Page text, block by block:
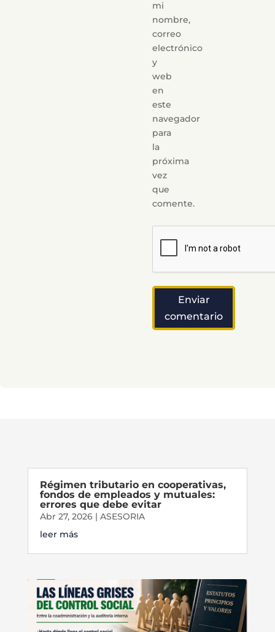
mi
nombre,
correo
electrónico
y
web
en
este
navegador
para
la
próxima
vez
que
comente.
Enviar
comentario
Régimen tributario en cooperativas,
fondos de empleados y mutuales:
errores que debe evitar
Abr 27, 2026| ASESORIA
leer más